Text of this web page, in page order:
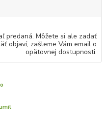
predaná. Môžete si ale zadať
objaví, zašleme Vám email o
opätovnej dostupnosti.